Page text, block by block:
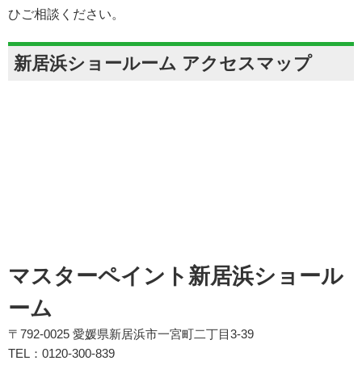
ひご相談ください。
新居浜ショールーム アクセスマップ
マスターペイント新居浜ショール
ーム
〒792-0025 愛媛県新居浜市一宮町二丁目3-39
TEL：0120-300-839